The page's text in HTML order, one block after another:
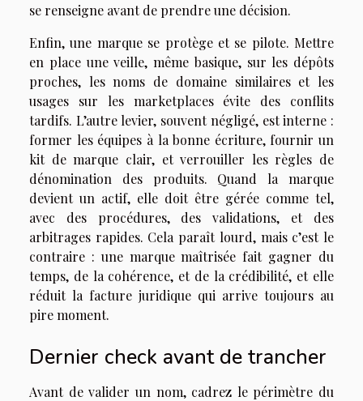
se renseigne avant de prendre une décision.
Enfin, une marque se protège et se pilote. Mettre
en place une veille, même basique, sur les dépôts
proches, les noms de domaine similaires et les
usages sur les marketplaces évite des conflits
tardifs. L’autre levier, souvent négligé, est interne :
former les équipes à la bonne écriture, fournir un
kit de marque clair, et verrouiller les règles de
dénomination des produits. Quand la marque
devient un actif, elle doit être gérée comme tel,
avec des procédures, des validations, et des
arbitrages rapides. Cela paraît lourd, mais c’est le
contraire : une marque maîtrisée fait gagner du
temps, de la cohérence, et de la crédibilité, et elle
réduit la facture juridique qui arrive toujours au
pire moment.
Dernier check avant de trancher
Avant de valider un nom, cadrez le périmètre du